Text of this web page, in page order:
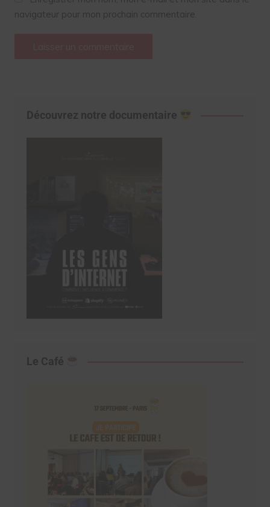
navigateur pour mon prochain commentaire.
Découvrez notre documentaire
Le Café